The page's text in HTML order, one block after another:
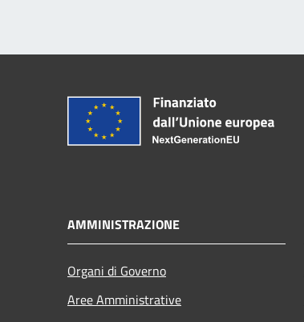
AMMINISTRAZIONE
Organi di Governo
Aree Amministrative